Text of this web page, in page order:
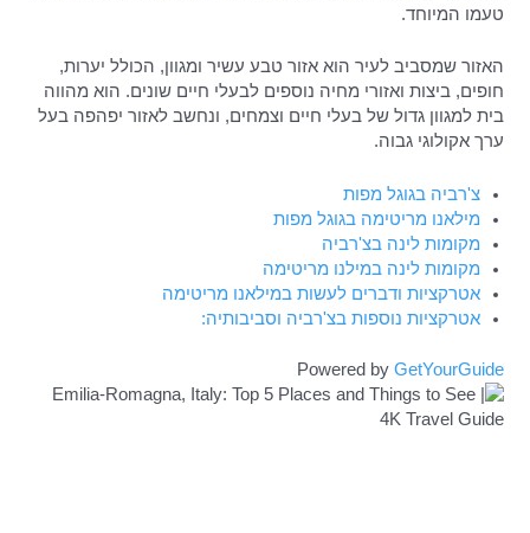
טעמו המיוחד.
האזור שמסביב לעיר הוא אזור טבע עשיר ומגוון, הכולל יערות,
חופים, ביצות ואזורי מחיה נוספים לבעלי חיים שונים. הוא מהווה
בית למגוון גדול של בעלי חיים וצמחים, ונחשב לאזור יפהפה בעל
ערך אקולוגי גבוה.
צ'רביה בגוגל מפות
מילאנו מריטימה בגוגל מפות
מקומות לינה בצ'רביה
מקומות לינה במילנו מריטימה
אטרקציות ודברים לעשות במילאנו מריטימה
אטרקציות נוספות בצ'רביה וסביבותיה:
Powered by GetYourGuide